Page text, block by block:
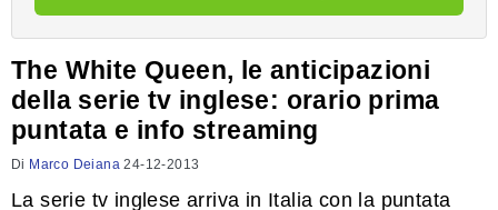
The White Queen, le anticipazioni
della serie tv inglese: orario prima
puntata e info streaming
Di Marco Deiana 24-12-2013
La serie tv inglese arriva in Italia con la puntata